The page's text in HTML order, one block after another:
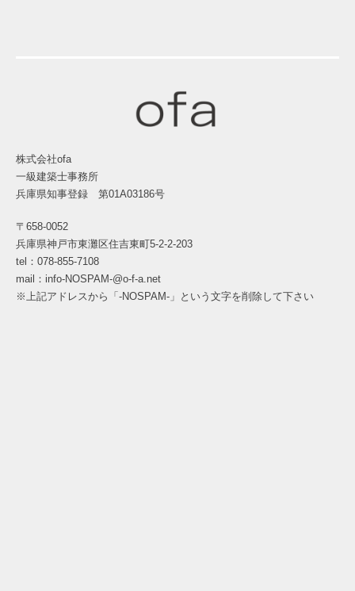
株式会社ofa
一級建築士事務所
兵庫県知事登録 第01A03186号
〒658-0052
兵庫県神戸市東灘区住吉東町5-2-2-203
tel：078-855-7108
mail：info-NOSPAM-@o-f-a.net
※上記アドレスから「-NOSPAM-」という文字を削除して下さい